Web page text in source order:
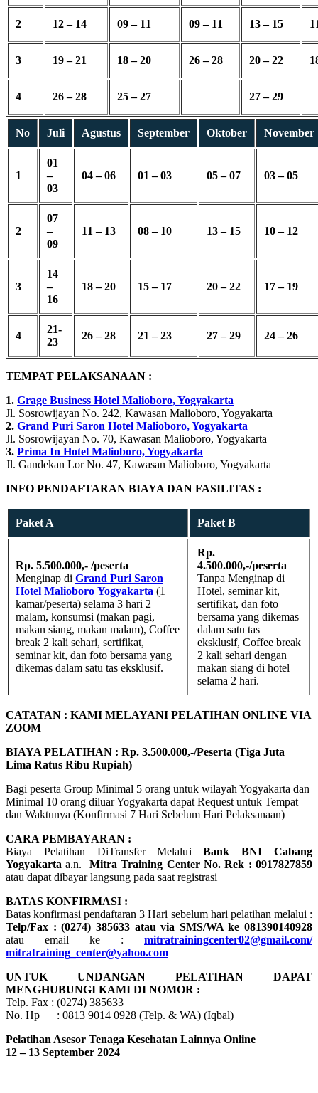
2 12 – 14 09 – 11 09 – 11 13 – 15
3 19 – 21 18 – 20 26 – 28 20 – 22
4 26 – 28 25 – 27 27 – 29
No Juli Agustus September Oktober November
1
01
–
03
04 – 06 01 – 03 05 – 07 03 – 05
2
07
–
09
11 – 13 08 – 10 13 – 15 10 – 12
3
14
–
16
18 – 20 15 – 17 20 – 22 17 – 19
4
21-
23
26 – 28 21 – 23 27 – 29 24 – 26
TEMPAT PELAKSANAAN :
1. Grage Business Hotel Malioboro, Yogyakarta
Jl. Sosrowijayan No. 242, Kawasan Malioboro, Yogyakarta
2. Grand Puri Saron Hotel Malioboro, Yogyakarta
Jl. Sosrowijayan No. 70, Kawasan Malioboro, Yogyakarta
3. Prima In Hotel Malioboro, Yogyakarta
Jl. Gandekan Lor No. 47, Kawasan Malioboro, Yogyakarta
INFO PENDAFTARAN BIAYA DAN FASILITAS :
Paket A Paket B
Rp. 5.500.000,- /peserta
Menginap di Grand Puri Saron
Hotel Malioboro Yogyakarta (1
kamar/peserta) selama 3 hari 2
malam, konsumsi (makan pagi,
makan siang, makan malam), Coffee
break 2 kali sehari, sertifikat,
seminar kit, dan foto bersama yang
dikemas dalam satu tas eksklusif.
Rp.
4.500.000,-/peserta
Tanpa Menginap di
Hotel, seminar kit,
sertifikat, dan foto
bersama yang dikemas
dalam satu tas
eksklusif, Coffee break
2 kali sehari dengan
makan siang di hotel
selama 2 hari.
CATATAN : KAMI MELAYANI PELATIHAN ONLINE VIA
ZOOM
BIAYA PELATIHAN : Rp. 3.500.000,-/Peserta (Tiga Juta
Lima Ratus Ribu Rupiah)
Bagi peserta Group Minimal 5 orang untuk wilayah Yogyakarta dan
Minimal 10 orang diluar Yogyakarta dapat Request untuk Tempat
dan Waktunya (Konfirmasi 7 Hari Sebelum Hari Pelaksanaan)
CARA PEMBAYARAN :
Biaya Pelatihan DiTransfer MelaluiBank BNI Cabang
Yogyakarta a.n. Mitra Training Center No. Rek : 0917827859
atau dapat dibayar langsung pada saat registrasi
BATAS KONFIRMASI :
Batas konfirmasi pendaftaran 3 Hari sebelum hari pelatihan melalui :
Telp/Fax : (0274) 385633 atau via SMS/WA ke 081390140928
atau email ke :
mitratrainingcenter02@gmail.com/
mitratraining_center@yahoo.com
UNTUK UNDANGAN PELATIHAN DAPAT
MENGHUBUNGI KAMI DI NOMOR :
Telp. Fax : (0274) 385633
No. Hp : 0813 9014 0928 (Telp. & WA) (Iqbal)
Pelatihan Asesor Tenaga Kesehatan Lainnya Online
12 – 13 September 2024